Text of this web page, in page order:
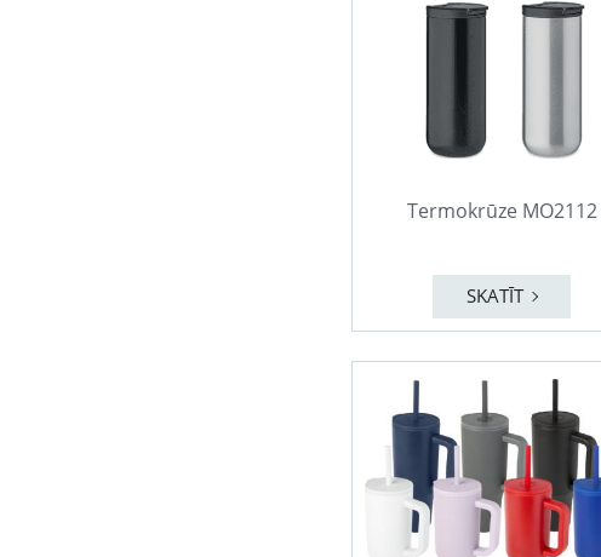
Termokrūze MO2112
SKATĪT